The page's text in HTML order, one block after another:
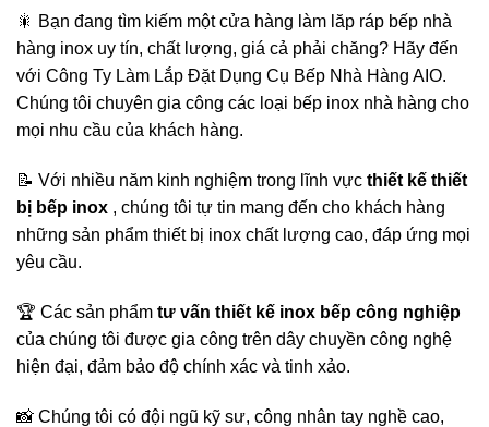
🎇 Bạn đang tìm kiếm một cửa hàng làm lăp ráp bếp nhà
hàng inox uy tín, chất lượng, giá cả phải chăng? Hãy đến
với Công Ty Làm Lắp Đặt Dụng Cụ Bếp Nhà Hàng AIO.
Chúng tôi chuyên gia công các loại bếp inox nhà hàng cho
mọi nhu cầu của khách hàng.
📝 Với nhiều năm kinh nghiệm trong lĩnh vực thiết kế thiết
bị bếp inox , chúng tôi tự tin mang đến cho khách hàng
những sản phẩm thiết bị inox chất lượng cao, đáp ứng mọi
yêu cầu.
🏆 Các sản phẩm tư vấn thiết kế inox bếp công nghiệp
của chúng tôi được gia công trên dây chuyền công nghệ
hiện đại, đảm bảo độ chính xác và tinh xảo.
📸 Chúng tôi có đội ngũ kỹ sư, công nhân tay nghề cao,